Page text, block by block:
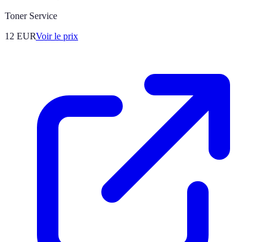
Toner Service
12 EURVoir le prix